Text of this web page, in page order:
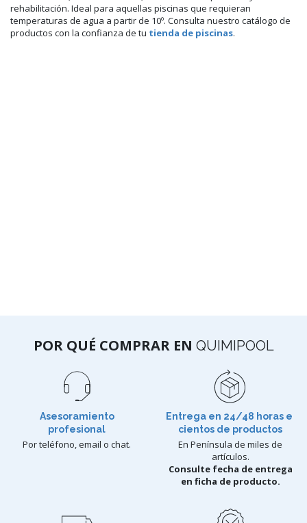
rehabilitación. Ideal para aquellas piscinas que requieran
temperaturas de agua a partir de 10º. Consulta nuestro catálogo de
productos con la confianza de tu tienda de piscinas.
POR QUÉ COMPRAR EN QUIMIPOOL
Asesoramiento
profesional
Por teléfono, email o chat.
Entrega en 24/48 horas e
cientos de productos
En Península de miles de
artículos.
Consulte fecha de entrega
en ficha de producto.